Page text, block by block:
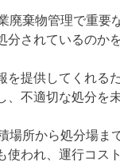
廃棄物管理で重要
分されているのか
を提供してくれる
、不適切な処分を
場所から処分場ま
使われ、運行コス